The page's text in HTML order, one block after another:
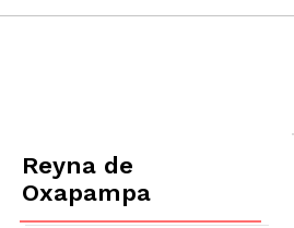
Reyna de
Oxapampa